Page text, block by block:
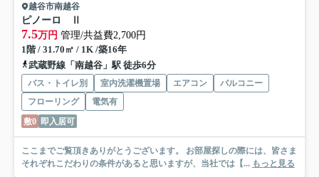
越谷市南越谷
ピノーロ Ⅱ
7.5万円 管理/共益費2,700円
1階 / 31.70㎡ / 1K /築16年
武蔵野線「南越谷」駅 徒歩6分
バス・トイレ別 室内洗濯機置場 エアコン
バルコニー
フローリング
電気有
敷0 即入居可
ここまでご覧頂きありがとうございます。 お部屋探しの際には、皆さま
それぞれこだわりの条件があると思いますが、当社では【... もっと見る